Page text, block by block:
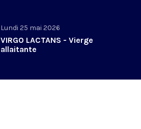
Lundi 25 mai 2026
VIRGO LACTANS - Vierge
allaitante